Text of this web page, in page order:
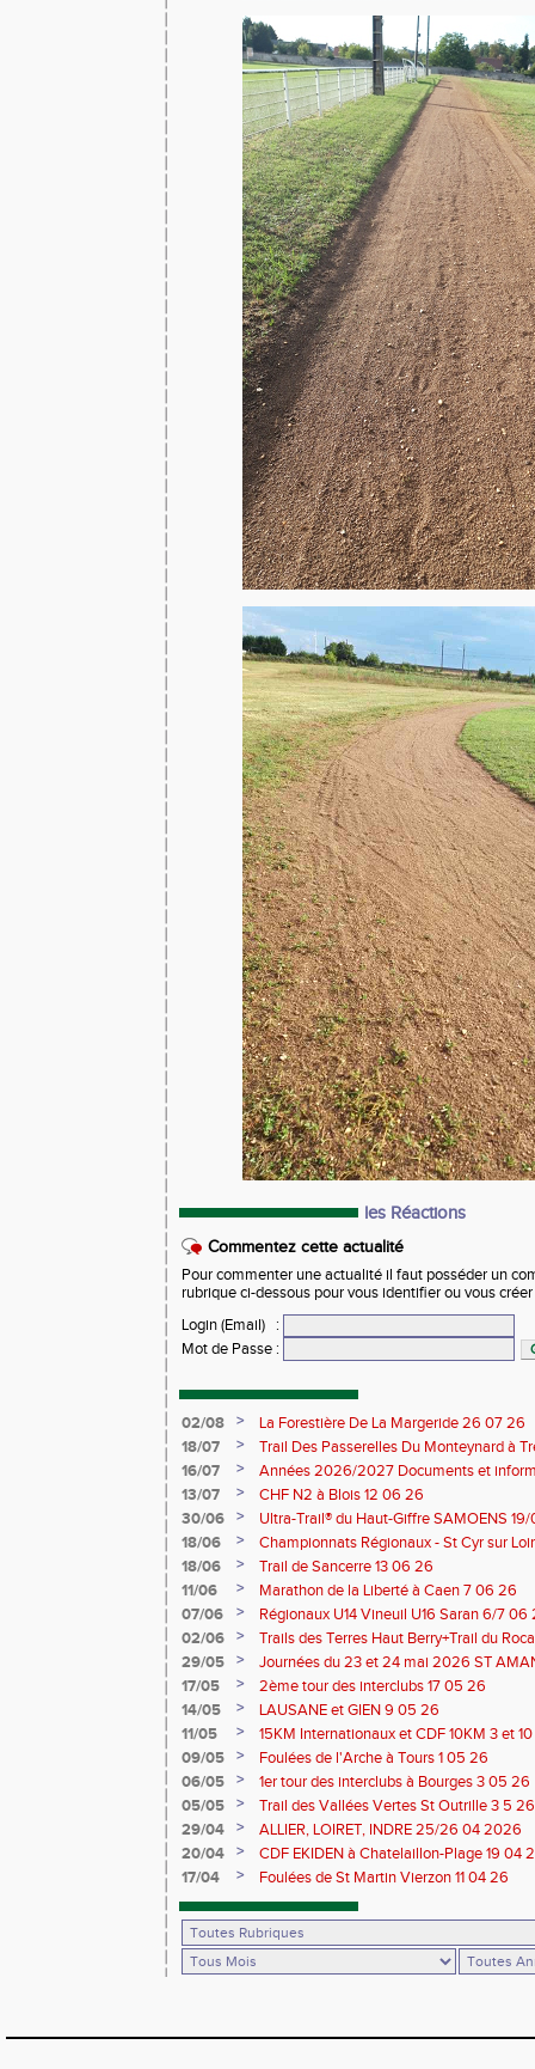
les Réactions
Commentez cette actualité
Pour commenter une actualité il faut posséder un
rubrique ci-dessous pour vous identifier ou vous
Login (Email)
:
Mot de Passe :
02/08 >
La Forestière De La Margeride 26 07 26
18/07
>
Trail Des Passerelles Du Monteynard à
16/07
>
Années 2026/2027 Documents et
13/07
>
CHF N2 à Blois 12 06 26
30/06
>
Ultra-Trail® du Haut-Giffre SAMOENS
18/06
>
Championnats Régionaux - St Cyr sur
Saran 13/14 06 26
18/06 >
Trail de Sancerre 13 06 26
11/06
>
Marathon de la Liberté à Caen 7 06 26
07/06
>
Régionaux U14 Vineuil U16 Saran 6/7 06
02/06
>
Trails des Terres Haut Berry+Trail du
du Berry 30/31 05 2026
29/05 >
Journées du 23 et 24 mai 2026 ST
17/05
>
2ème tour des interclubs 17 05 26
14/05
>
LAUSANE et GIEN 9 05 26
11/05
>
15KM Internationaux et CDF 10KM 3 et
09/05
>
Foulées de l'Arche à Tours 1 05 26
06/05
>
1er tour des interclubs à Bourges 3 05 26
05/05
>
Trail des Vallées Vertes St Outrille 3 5 26
29/04
>
ALLIER, LOIRET, INDRE 25/26 04 2026
20/04
>
CDF EKIDEN à Chatelaillon-Plage 19 04
17/04
> Foulées de St Martin Vierzon 11 04 26